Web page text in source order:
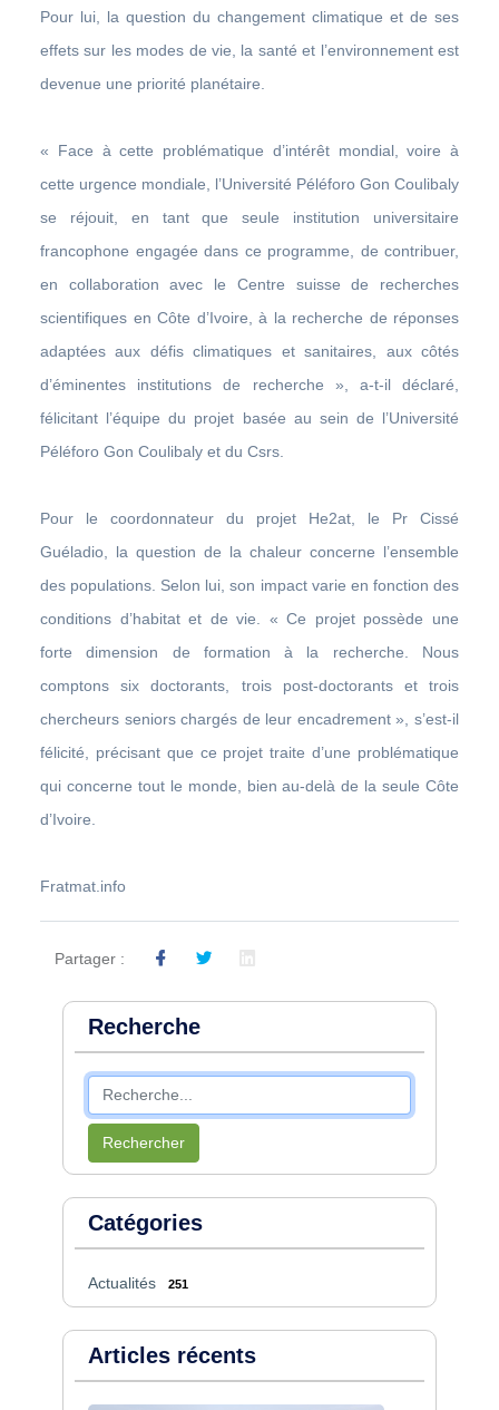
Pour lui, la question du changement climatique et de ses
effets sur les modes de vie, la santé et l’environnement est
devenue une priorité planétaire.
« Face à cette problématique d’intérêt mondial, voire à
cette urgence mondiale, l’Université Péléforo Gon Coulibaly
se réjouit, en tant que seule institution universitaire
francophone engagée dans ce programme, de contribuer,
en collaboration avec le Centre suisse de recherches
scientifiques en Côte d’Ivoire, à la recherche de réponses
adaptées aux défis climatiques et sanitaires, aux côtés
d’éminentes institutions de recherche », a-t-il déclaré,
félicitant l’équipe du projet basée au sein de l’Université
Péléforo Gon Coulibaly et du Csrs.
Pour le coordonnateur du projet He2at, le Pr Cissé
Guéladio, la question de la chaleur concerne l’ensemble
des populations. Selon lui, son impact varie en fonction des
conditions d’habitat et de vie. « Ce projet possède une
forte dimension de formation à la recherche. Nous
comptons six doctorants, trois post-doctorants et trois
chercheurs seniors chargés de leur encadrement », s’est-il
félicité, précisant que ce projet traite d’une problématique
qui concerne tout le monde, bien au-delà de la seule Côte
d’Ivoire.
Fratmat.info
Partager :
Recherche
Rechercher
Catégories
Actualités 251
Articles récents